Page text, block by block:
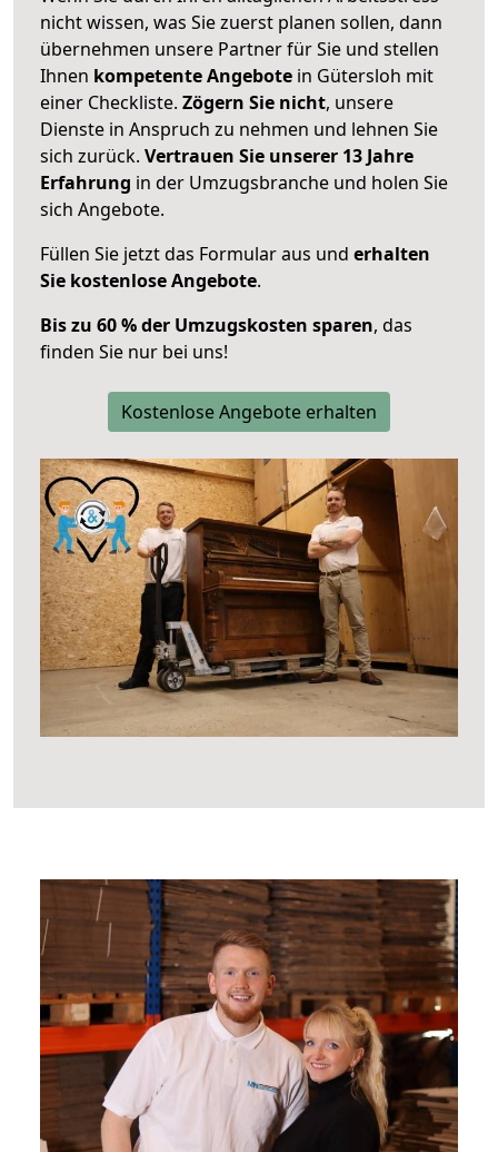
nicht wissen, was Sie zuerst planen sollen, dann
übernehmen unsere Partner für Sie und stellen
Ihnen kompetente Angebote in Gütersloh mit
einer Checkliste. Zögern Sie nicht, unsere
Dienste in Anspruch zu nehmen und lehnen Sie
sich zurück. Vertrauen Sie unserer 13 Jahre
Erfahrung in der Umzugsbranche und holen Sie
sich Angebote.
Füllen Sie jetzt das Formular aus und erhalten
Sie kostenlose Angebote.
Bis zu 60 % der Umzugskosten sparen, das
finden Sie nur bei uns!
Kostenlose Angebote erhalten